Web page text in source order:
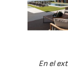
En el